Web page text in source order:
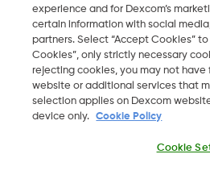
SE
experience and for Dexcom’s
certain information with social
partners. Select “Accept Cookies”
Cookies”, only strictly necessary
rejecting cookies, you may not have
website or additional services that
selection applies on Dexcom
device only.
Cookie Policy
Cookie